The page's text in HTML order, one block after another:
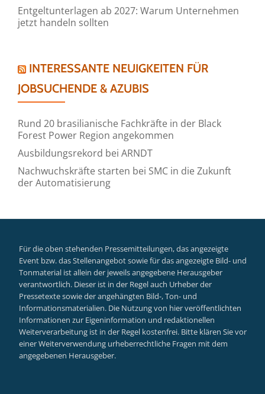
Entgeltunterlagen ab 2027: Warum Unternehmen
jetzt handeln sollten
INTERESSANTE NEUIGKEITEN FÜR
JOBSUCHENDE & AZUBIS
Rund 20 brasilianische Fachkräfte in der Black
Forest Power Region angekommen
Ausbildungsrekord bei ARNDT
Nachwuchskräfte starten bei SMC in die Zukunft
der Automatisierung
Für die oben stehenden Pressemitteilungen, das angezeigte
Event bzw. das Stellenangebot sowie für das angezeigte Bild- und
Tonmaterial ist allein der jeweils angegebene Herausgeber
verantwortlich. Dieser ist in der Regel auch Urheber der
Pressetexte sowie der angehängten Bild-, Ton- und
Informationsmaterialien. Die Nutzung von hier veröffentlichten
Informationen zur Eigeninformation und redaktionellen
Weiterverarbeitung ist in der Regel kostenfrei. Bitte klären Sie vor
einer Weiterverwendung urheberrechtliche Fragen mit dem
angegebenen Herausgeber.